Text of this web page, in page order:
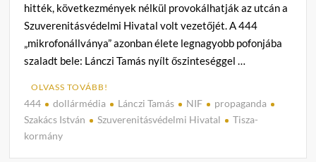
hitték, következmények nélkül provokálhatják az utcán a
Szuverenitásvédelmi Hivatal volt vezetőjét. A 444
„mikrofonállványa” azonban élete legnagyobb pofonjába
szaladt bele: Lánczi Tamás nyílt őszinteséggel …
OLVASS TOVÁBB!
444 dollármédia Lánczi Tamás NIF
propaganda
Szakács István
Szuverenitásvédelmi Hivatal
Tisza-
kormány